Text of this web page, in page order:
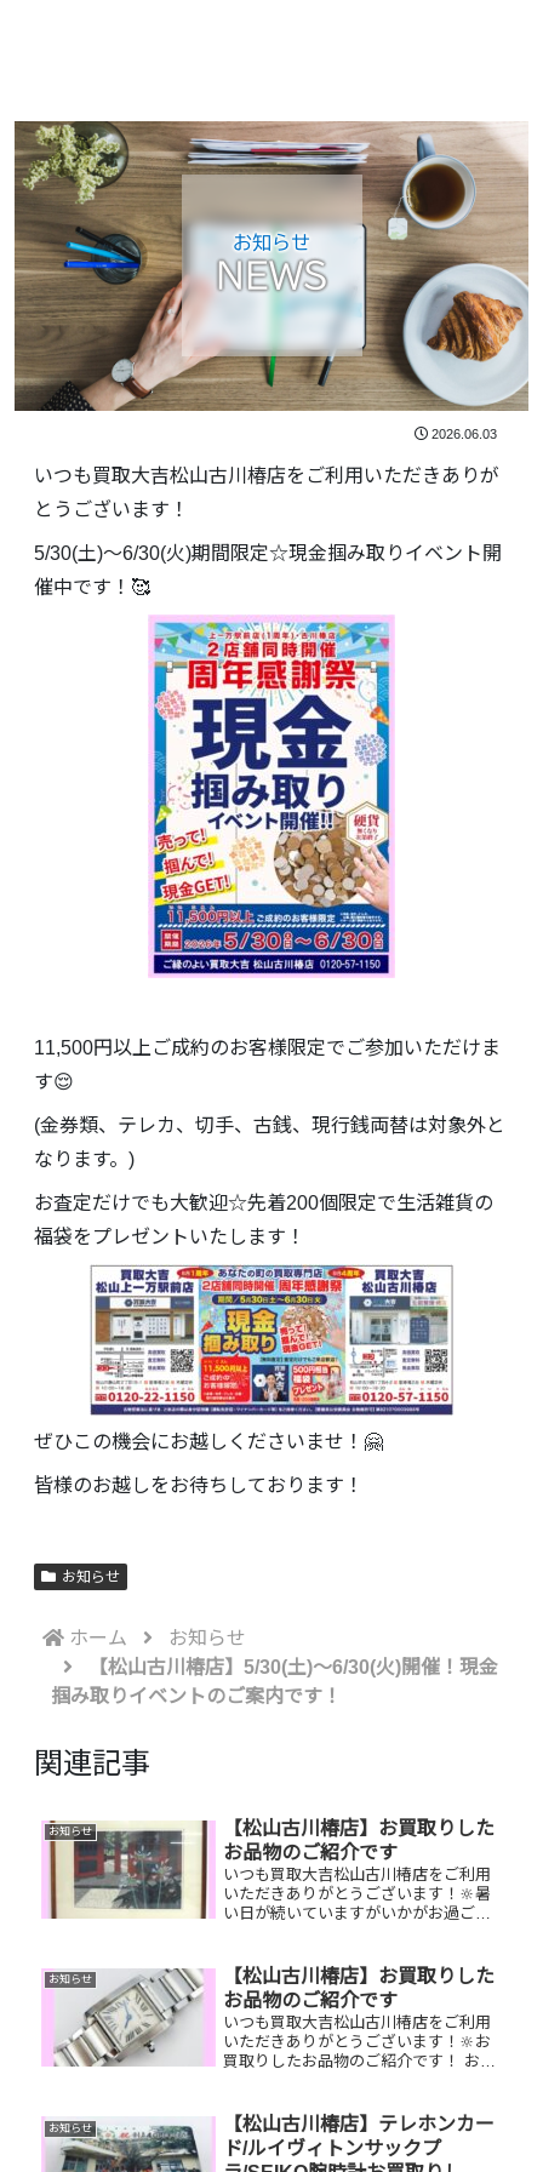
お知らせ
NEWS
2026.06.03
いつも買取大吉松山古川椿店をご利用いただきありが
とうございます！
5/30(土)～6/30(火)期間限定☆現金掴み取りイベント開
催中です！🥰
11,500円以上ご成約のお客様限定でご参加いただけま
す😌
(金券類、テレカ、切手、古銭、現行銭両替は対象外と
なります。)
お査定だけでも大歓迎☆先着200個限定で生活雑貨の
福袋をプレゼントいたします！
ぜひこの機会にお越しくださいませ！🤗
皆様のお越しをお待ちしております！
お知らせ
ホーム
お知らせ
【松山古川椿店】5/30(土)～6/30(火)開催！現金
掴み取りイベントのご案内です！
関連記事
お知らせ
【松山古川椿店】お買取りした
お品物のご紹介です
いつも買取大吉松山古川椿店をご利用
いただきありがとうございます！🔆暑
い日が続いていますがいかがお過ごし
買取りしたお品物のご紹介です！ 斎藤
清 木版画 K18ダイヤリン...
お知らせ
【松山古川椿店】お買取りした
お品物のご紹介です
いつも買取大吉松山古川椿店をご利用
いただきありがとうございます！🔆お
買取りしたお品物のご紹介です！ お家
川椿店にお査定させてください！🤗さ
らに！現在イベント開催中です！🎊日
頃...
お知らせ
【松山古川椿店】テレホンカー
ド/ルイヴィトンサックプ